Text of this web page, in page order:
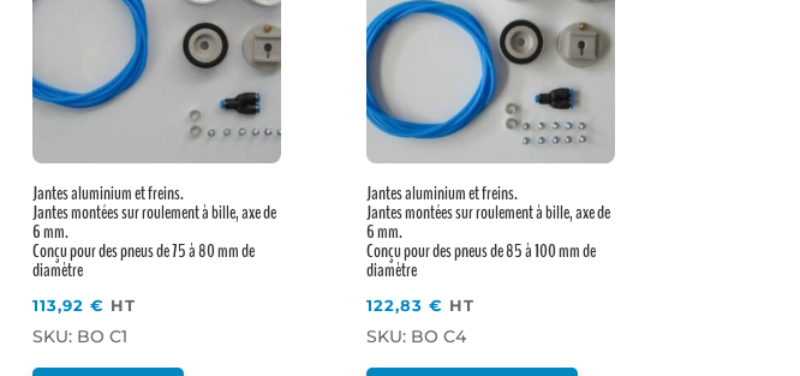
Jantes aluminium et freins.
Jantes montées sur roulement à bille, axe de
6 mm.
Conçu pour des pneus de 75 à 80 mm de
diamètre
113,92€ HT
SKU: BO C1
Jantes aluminium et freins.
Jantes montées sur roulement à bille, axe de
6 mm.
Conçu pour des pneus de 85 à 100 mm de
diamètre
122,83€ HT
SKU: BO C4